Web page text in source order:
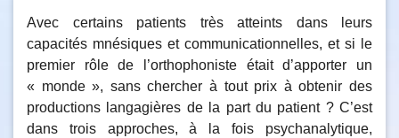
Avec certains patients très atteints dans leurs
capacités mnésiques et communicationnelles, et si le
premier rôle de l’orthophoniste était d’apporter un
« monde », sans chercher à tout prix à obtenir des
productions langagières de la part du patient ? C’est
dans trois approches, à la fois psychanalytique,